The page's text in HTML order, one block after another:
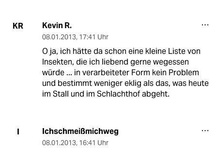
KR Kevin R.
08.01.2013, 17:41 Uhr
O ja, ich hätte da schon eine kleine Liste von
Insekten, die ich liebend gerne wegessen
würde ... in verarbeiteter Form kein Problem
und bestimmt weniger eklig als das, was heute
im Stall und im Schlachthof abgeht.
I Ichschmeißmichweg
08.01.2013, 16:41 Uhr